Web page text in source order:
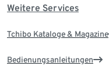
Weitere Services
Tchibo Kataloge & Magazine
Bedienungsanleitungen